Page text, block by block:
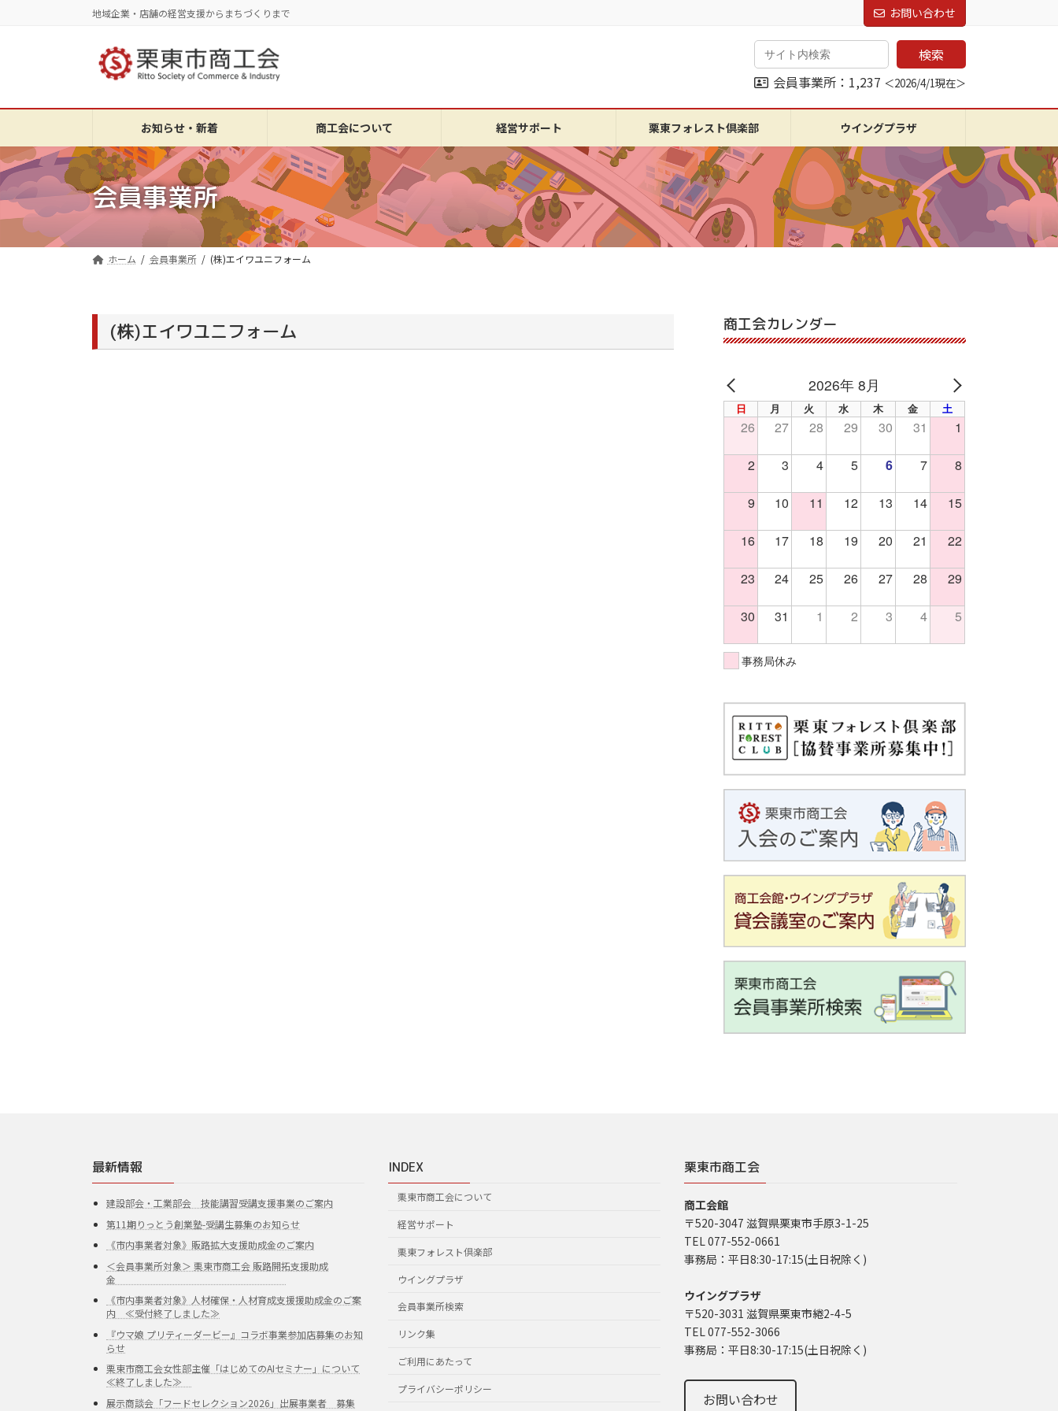
へ
ッ
プ
ョ
移
動
地域企業・店舗の経営支援からまちづくりまで お問い合わせ
検索
会員事業所：1,237 ＜2026/4/1現在＞
お知らせ・新着 商工会について 経営サポート 栗東フォレスト倶楽部 ウイングプラザ
会員事業所
ホーム 会員事業所 (株)エイワユニフォーム
(株)エイワユニフォーム 商工会カレンダー
PREV
2026年 8月
NEXT
日 月 火 水 木 金 土
26 27 28 29 30 31 1
2 3 4 5 6 7 8
9 10 11 12 13 14 15
16 17 18 19 20 21 22
23 24 25 26 27 28 29
30 31 1 2 3 4 5
事務局休み
最新情報
建設部会・工業部会 技能講習受講支援事業のご案内
第11期りっとう創業塾-受講生募集のお知らせ
《市内事業者対象》販路拡大支援助成金のご案内
＜会員事業所対象＞ 栗東市商工会 販路開拓支援助成
金
《市内事業者対象》人材確保・人材育成支援援助成金のご案
内 ≪受付終了しました≫
『ウマ娘 プリティーダービー』コラボ事業参加店募集のお知
らせ
栗東市商工会女性部主催「はじめてのAIセミナー」について
≪終了しました≫
展示商談会「フードセレクション2026」出展事業者 募集
INDEX
栗東市商工会について
経営サポート
栗東フォレスト倶楽部
ウイングプラザ
会員事業所検索
リンク集
ご利用にあたって
プライバシーポリシー
栗東市商工会
商工会館
〒520-3047 滋賀県栗東市手原3-1-25
TEL 077-552-0661
事務局：平日8:30-17:15(土日祝除く)
ウイングプラザ
〒520-3031 滋賀県栗東市綣2-4-5
TEL 077-552-3066
事務局：平日8:30-17:15(土日祝除く)
お問い合わせ